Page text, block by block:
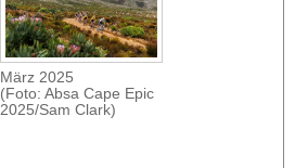
März 2025
(Foto: Absa Cape Epic
2025/Sam Clark)